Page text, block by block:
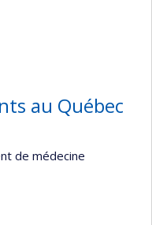
au Québec
de médecine